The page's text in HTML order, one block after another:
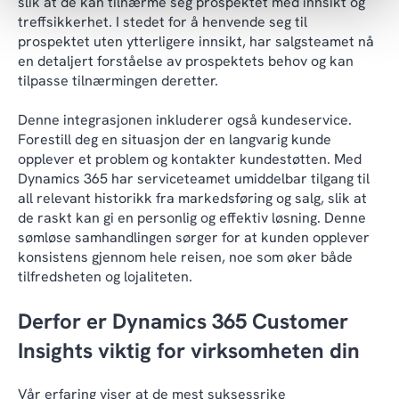
treffsikkerhet. I stedet for å henvende seg til
prospektet uten ytterligere innsikt, har salgsteamet nå
en detaljert forståelse av prospektets behov og kan
tilpasse tilnærmingen deretter.
Denne integrasjonen inkluderer også kundeservice.
Forestill deg en situasjon der en langvarig kunde
opplever et problem og kontakter kundestøtten. Med
Dynamics 365 har serviceteamet umiddelbar tilgang til
all relevant historikk fra markedsføring og salg, slik at
de raskt kan gi en personlig og effektiv løsning. Denne
sømløse samhandlingen sørger for at kunden opplever
konsistens gjennom hele reisen, noe som øker både
tilfredsheten og lojaliteten.
Derfor er Dynamics 365 Customer
Insights viktig for virksomheten din
Vår erfaring viser at de mest suksessrike